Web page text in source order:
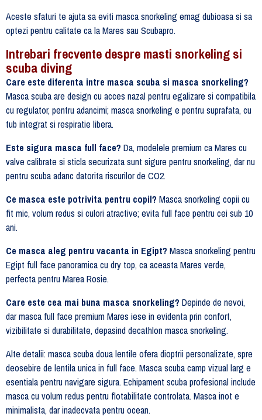
Aceste sfaturi te ajuta sa eviti masca snorkeling emag dubioasa si sa
optezi pentru calitate ca la Mares sau Scubapro.
Intrebari frecvente despre masti snorkeling si
scuba diving
Care este diferenta intre masca scuba si masca snorkeling?
Masca scuba are design cu acces nazal pentru egalizare si compatibila
cu regulator, pentru adancimi; masca snorkeling e pentru suprafata, cu
tub integrat si respiratie libera.
Este sigura masca full face? Da, modelele premium ca Mares cu
valve calibrate si sticla securizata sunt sigure pentru snorkeling, dar nu
pentru scuba adanc datorita riscurilor de CO2.
Ce masca este potrivita pentru copil? Masca snorkeling copii cu
fit mic, volum redus si culori atractive; evita full face pentru cei sub 10
ani.
Ce masca aleg pentru vacanta in Egipt? Masca snorkeling pentru
Egipt full face panoramica cu dry top, ca aceasta Mares verde,
perfecta pentru Marea Rosie.
Care este cea mai buna masca snorkeling? Depinde de nevoi,
dar masca full face premium Mares iese in evidenta prin confort,
vizibilitate si durabilitate, depasind decathlon masca snorkeling.
Alte detalii: masca scuba doua lentile ofera dioptrii personalizate, spre
deosebire de lentila unica in full face. Masca scuba camp vizual larg e
esentiala pentru navigare sigura. Echipament scuba profesional include
masca cu volum redus pentru flotabilitate controlata. Masca inot e
minimalista, dar inadecvata pentru ocean.